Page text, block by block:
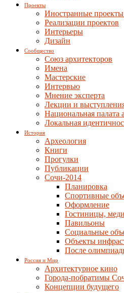
Проекты
Иностранные
Реализации проектов
Интерьеры
Дизайн
Сообщество
Союз архитекторов
Имена
Мастерские
Интервью
Мнение эксперта
Лекции и
Национальная палата
Локальная
История
Археология
Книги
Прогулки
Публикации
Сочи-2014
Планировка
Спортивные
Оформление
Гостиницы,
Павильоны
Социальные
Объекты
После
Россия и Мир
Архитектурное кино
Города-побратимы
Концепции будущего